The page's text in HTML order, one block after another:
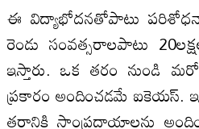
ఈ విద్యాభోదనతోపాటు
రెండు సంవత్సరాలపాటు
ఇస్తారు. ఒక తరం నుండి
ప్రకారం అందించడమే ఐకెయస్‌.
తరానికి సాంప్రదాయాలను